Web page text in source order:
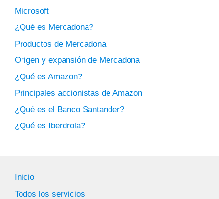
Microsoft
¿Qué es Mercadona?
Productos de Mercadona
Origen y expansión de Mercadona
¿Qué es Amazon?
Principales accionistas de Amazon
¿Qué es el Banco Santander?
¿Qué es Iberdrola?
Inicio
Todos los servicios